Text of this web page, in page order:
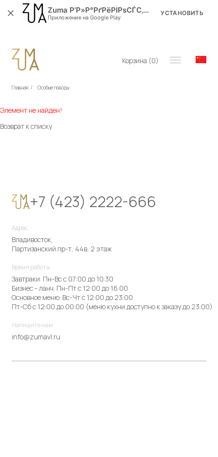
Корзина (0)
Главная / Особые поводы
Элемент не найден!
Возврат к списку
+7 (423) 2222-666
Адрес
Владивосток,
Партизанский пр-т, 44в, 2 этаж
Время работы
Завтраки: Пн-Вс с 07:00 до 10:30
Бизнес - ланч: Пн-Пт с 12:00 до 16:00
Основное меню: Вс-Чт с 12:00 до 23:00
Пт-Сб с 12:00 до 00:00 (меню кухни доступно к заказу до 23:00)
Напишите нам
info@zumavl.ru
Zuma Р’Р»Р°РґРёРІРѕСЃС‚РѕРє
Приложение на Google Play
УСТАНОВИТЬ